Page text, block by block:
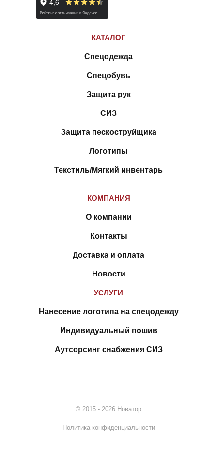
КАТАЛОГ
Спецодежда
Спецобувь
Защита рук
СИЗ
Защита пескоструйщика
Логотипы
Текстиль/Мягкий инвентарь
КОМПАНИЯ
О компании
Контакты
Доставка и оплата
Новости
УСЛУГИ
Нанесение логотипа на спецодежду
Индивидуальный пошив
Аутсорсинг снабжения СИЗ
© 2015 - 2026 Новатор
Политика конфиденциальности